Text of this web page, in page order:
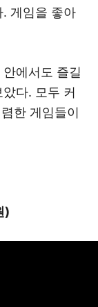
게임을 좋아
에서도 즐길
다. 모두 커
한 게임들이
)